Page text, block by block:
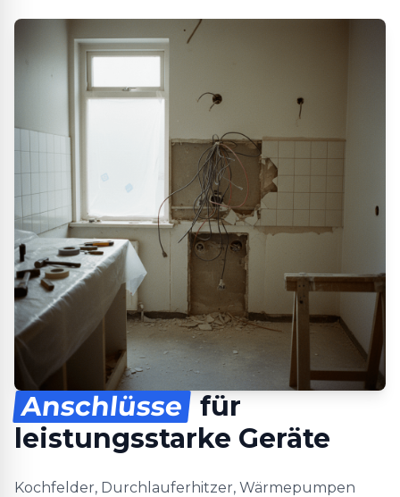
Anschlüsse für
leistungsstarke Geräte
Kochfelder, Durchlauferhitzer, Wärmepumpen